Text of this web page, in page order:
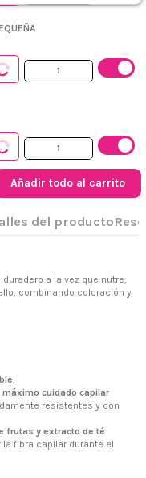
Añadir todo al carrito
producto
a la vez que nutre,
combinando coloración y
.
cuidado capilar
resistentes y con
frutas y extracto de té
la fibra capilar durante el